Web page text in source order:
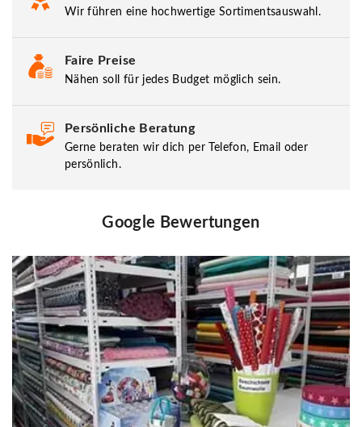
Wir führen eine hochwertige Sortimentsauswahl.
Faire Preise
Nähen soll für jedes Budget möglich sein.
Persönliche Beratung
Gerne beraten wir dich per Telefon, Email oder
persönlich.
Google Bewertungen